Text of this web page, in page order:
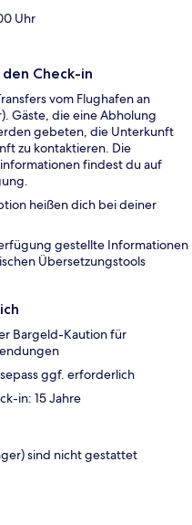
Uhr
Check-in
vom Flughafen an
Gäste, die eine Abholung
gebeten, die Unterkunft
zu kontaktieren. Die
findest du auf
heißen dich bei deiner
gestellte Informationen
Übersetzungstools
Bargeld-Kaution für
ggf. erforderlich
in: 15 Jahre
sind nicht gestattet